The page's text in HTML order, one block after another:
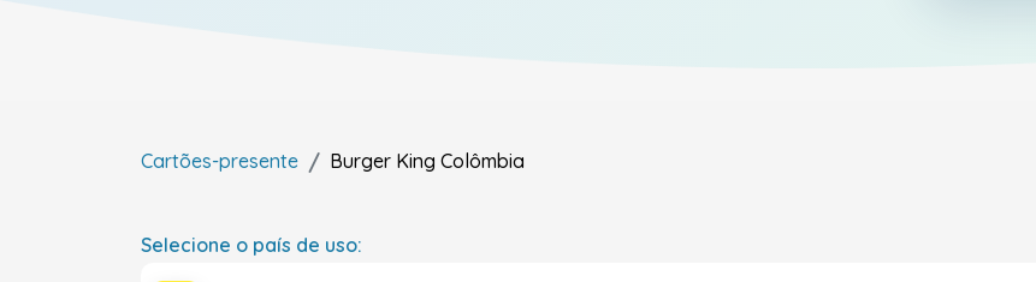
Cartões-presente Burger King Colômbia
Selecione o país de uso: